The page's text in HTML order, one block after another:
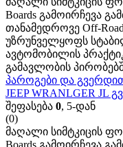
Boards გამოირჩევა
თანამედროვე Off-
უზრუნველყოფს
ავტომობილის
გამავლობის
პაროგები და
JEEP WRANLGER JL
შეფასება 0, 5-დან
(0)
მაღალი სიმტკიცის